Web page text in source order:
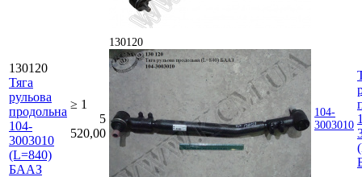
130120
Тяга
рульова
продольна
104-
3003010
(L=840)
БААЗ
≥ 1
5
520,00
130120
104-
3003010